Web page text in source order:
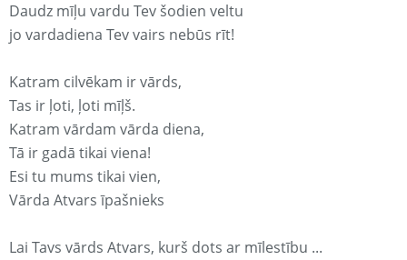
Daudz mīļu vardu Tev šodien veltu
jo vardadiena Tev vairs nebūs rīt!
Katram cilvēkam ir vārds,
Tas ir ļoti, ļoti mīļš.
Katram vārdam vārda diena,
Tā ir gadā tikai viena!
Esi tu mums tikai vien,
Vārda Atvars īpašnieks
Lai Tavs vārds Atvars, kurš dots ar mīlestību ...